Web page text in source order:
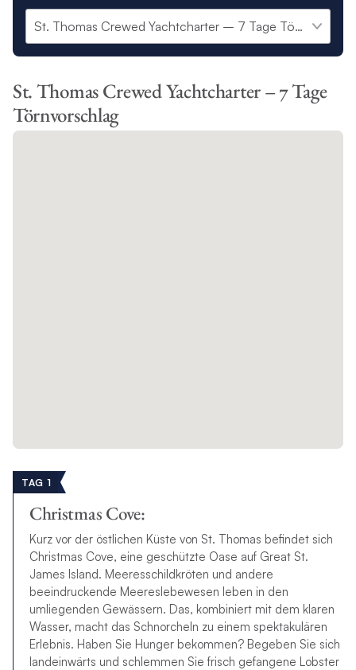
St. Thomas Crewed Yachtcharter – 7 Tage
Törnvorschlag
TAG 1
Christmas Cove:
Kurz vor der östlichen Küste von St. Thomas befindet sich
Christmas Cove, eine geschützte Oase auf Great St.
James Island. Meeresschildkröten und andere
beeindruckende Meereslebewesen leben in den
umliegenden Gewässern. Das, kombiniert mit dem klaren
Wasser, macht das Schnorcheln zu einem spektakulären
Erlebnis. Haben Sie Hunger bekommen? Begeben Sie sich
landeinwärts und schlemmen Sie frisch gefangene Lobster